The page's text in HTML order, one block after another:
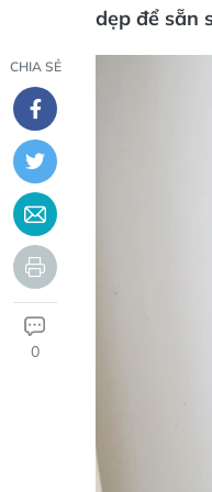
dẹp để sẵn
CHIA SẺ
0